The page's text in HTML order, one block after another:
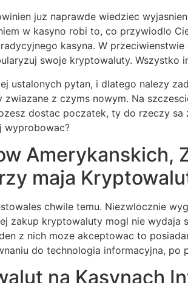
juz naprawde wiedziec
w kasyno robi to, co przywiodlo
kasyna. W
swoje kryptowaluty. Wszystko
ustalonych pytan, i dlatego nalezy
z czyms nowym. Na
dostac poczatek, ty do rzeczy
wyprobowac?
maja
chwile temu. Niezwlocznie
zakup kryptowaluty mogl nie
z nich moze akceptowac to
do technologia informacyjna, po
na Kasynach